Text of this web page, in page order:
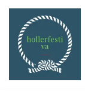
Skip
content